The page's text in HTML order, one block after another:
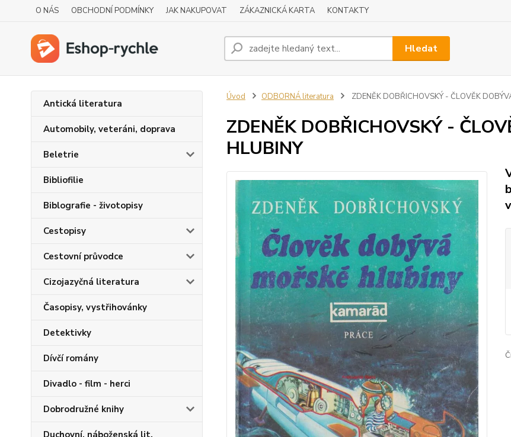
O NÁS OBCHODNÍ PODMÍNKY JAK NAKUPOVAT ZÁKAZNICKÁ KARTA KONTAKTY
Hledat
Antická literatura
Automobily, veteráni, doprava
Beletrie
Bibliofilie
Biblografie - životopisy
Cestopisy
Cestovní průvodce
Cizojazyčná literatura
Časopisy, vystřihovánky
Detektivky
Dívčí romány
Divadlo - film - herci
Dobrodružné knihy
Duchovní, náboženská lit.
Úvod ODBORNÁ literatura ZDENĚK DOBŘICHOVSKÝ - ČLOVĚK
ZDENĚK DOBŘICHOVSKÝ -
HLUBINY